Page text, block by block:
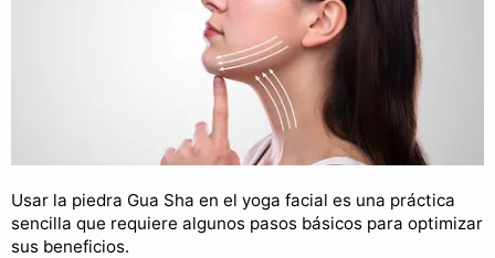
Usar la piedra Gua Sha en el yoga facial es una práctica
sencilla que requiere algunos pasos básicos para optimizar
sus beneficios.